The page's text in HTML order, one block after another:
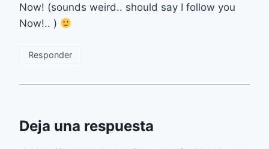
Now! (sounds weird.. should say I follow you
Now!.. )
Responder
Deja una respuesta